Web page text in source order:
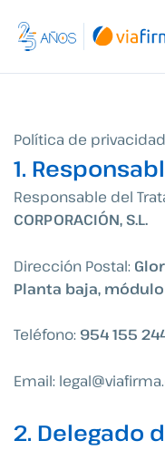
contenido
Política de privacidad
1.
Responsable del
CORPORACIÓN, S.L.
Dirección Postal:
Planta baja, módulo
Teléfono: 954 155
Email:
2. Delegado